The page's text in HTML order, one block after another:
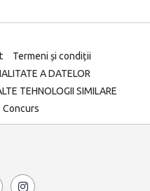
Termeni și condiții
A DATELOR
TEHNOLOGII SIMILARE
Concurs